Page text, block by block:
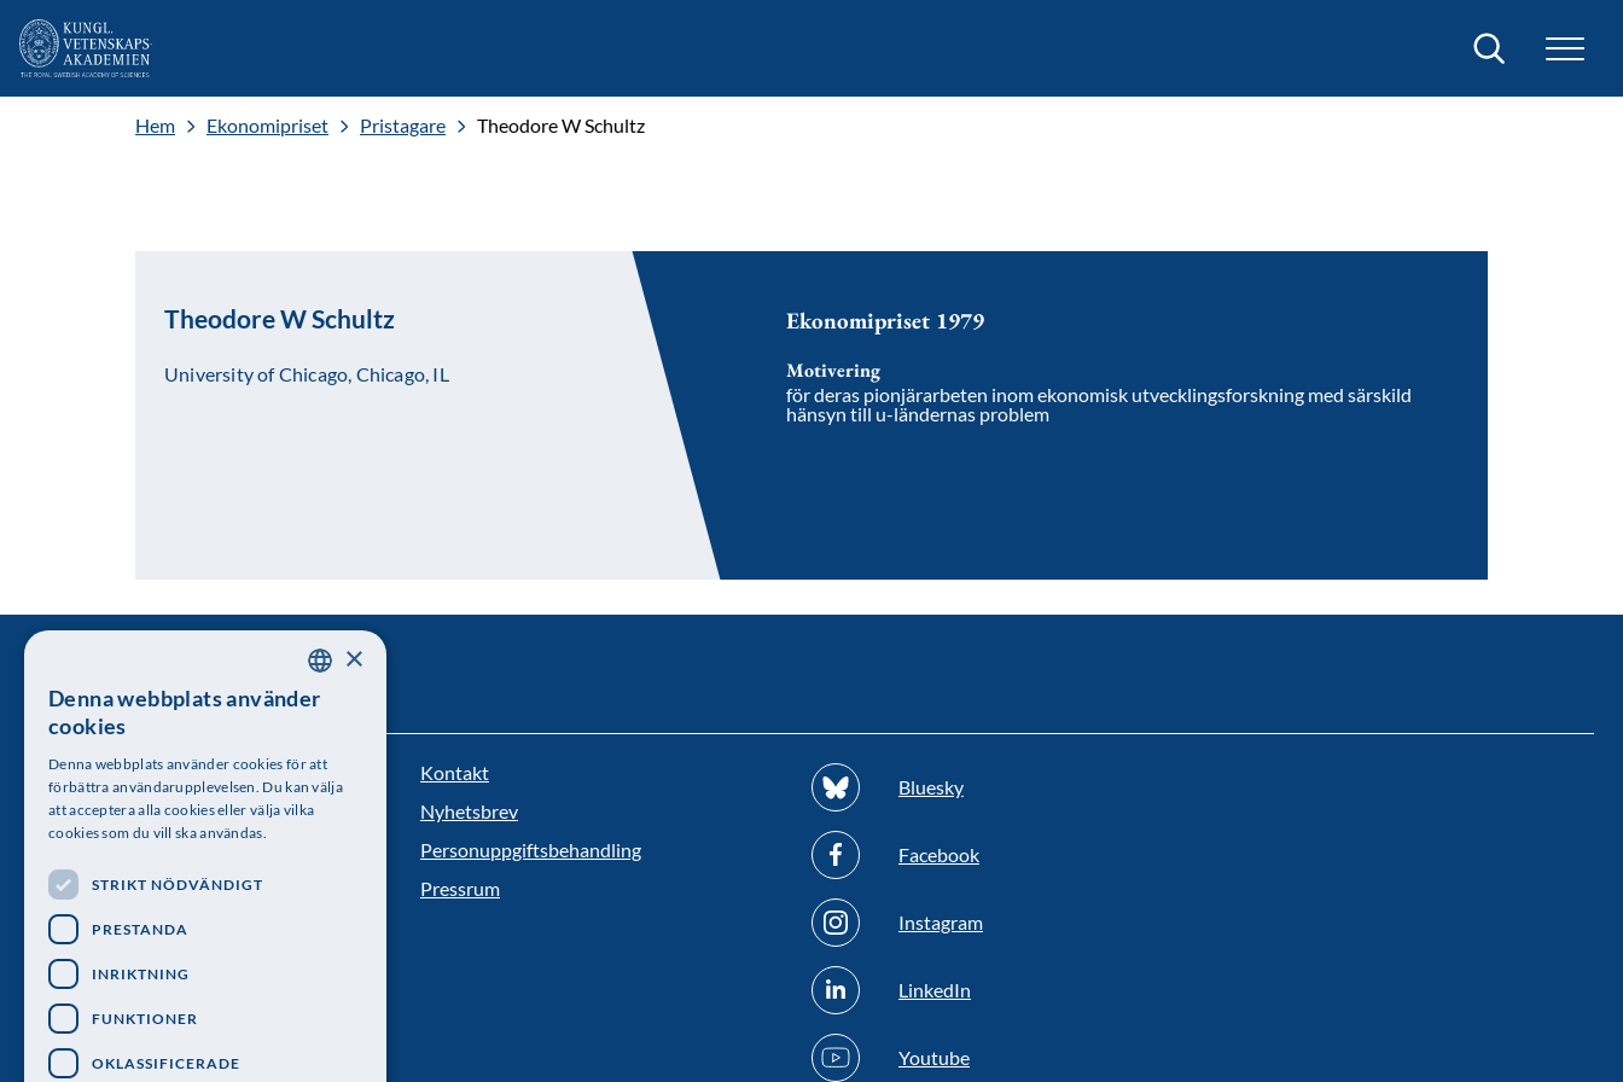
Sök
Hem Ekonomipriset Pristagare Theodore W Schultz
Theodore W Schultz
University of Chicago, Chicago, IL
Ekonomipriset 1979
Motivering
för deras pionjärarbeten inom ekonomisk utvecklingsforskning med särskild
hänsyn till u-ländernas problem
Kungl. Vetenskapsakademien
Besöksadress: Lilla Frescativägen 4A
Telefon: 08-673 95 00
Kontakt
Nyhetsbrev
Personuppgiftsbehandling
Pressrum
Bluesky
Facebook
Instagram
LinkedIn
Youtube
SWEDISH
×
Denna webbplats använder
cookies
Denna webbplats använder cookies för att
förbättra användarupplevelsen. Du kan välja
att acceptera alla cookies eller välja vilka
cookies som du vill ska användas.
STRIKT NÖDVÄNDIGT
PRESTANDA
INRIKTNING
FUNKTIONER
OKLASSIFICERADE